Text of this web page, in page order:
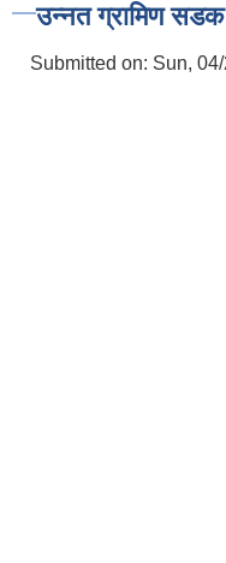
उन्नत ग्रामिण सडक
Submitted on: Sun,